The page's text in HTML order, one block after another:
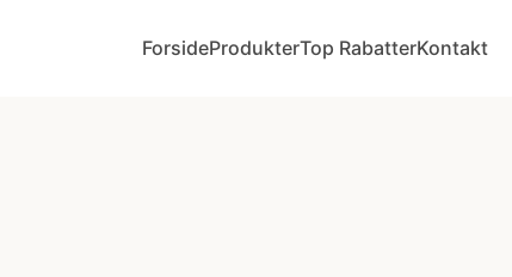
ForsideProdukterTop RabatterKontakt